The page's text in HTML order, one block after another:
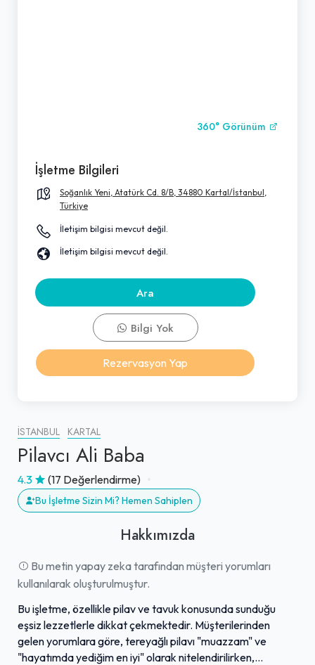
İSTANBUL KARTAL
Pilavcı Ali Baba
4.3 (17 Değerlendirme)
Bu İşletme Sizin Mi? Hemen Sahiplen
Hakkımızda
Bu metin yapay zeka tarafından müşteri yorumları
kullanılarak oluşturulmuştur.
Bu işletme, özellikle pilav ve tavuk konusunda sunduğu
eşsiz lezzetlerle dikkat çekmektedir. Müşterilerinden
gelen yorumlara göre, tereyağlı pilavı "muazzam" ve
"hayatımda yediğim en iyi" olarak nitelendirilirken,
360° Görünüm
İşletme Bilgileri
Soğanlık Yeni, Atatürk Cd. 8/B, 34880 Kartal/İstanbul,
Türkiye
İletişim bilgisi mevcut değil.
İletişim bilgisi mevcut değil.
Ara
Bilgi Yok
Rezervasyon Yap